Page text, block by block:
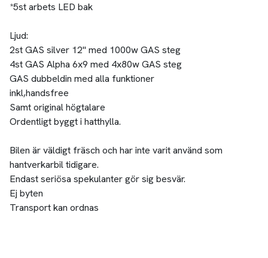
*5st arbets LED bak
Ljud:
2st GAS silver 12" med 1000w GAS steg
4st GAS Alpha 6x9 med 4x80w GAS steg
GAS dubbeldin med alla funktioner
inkl,handsfree
Samt original högtalare
Ordentligt byggt i hatthylla.
Bilen är väldigt fräsch och har inte varit använd som
hantverkarbil tidigare.
Endast seriösa spekulanter gör sig besvär.
Ej byten
Transport kan ordnas